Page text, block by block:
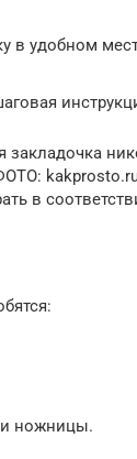
в удобном
в
ножницы.